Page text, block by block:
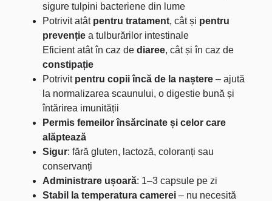
sigure tulpini bacteriene din lume
Potrivit atât pentru tratament, cât și pentru
prevenție a tulburărilor intestinale
Eficient atât în caz de diaree, cât și în caz de
constipație
Potrivit pentru copii încă de la naștere – ajută
la normalizarea scaunului, o digestie bună și
întărirea imunității
Permis femeilor însărcinate și celor care
alăptează
Sigur: fără gluten, lactoză, coloranți sau
conservanți
Administrare ușoară: 1–3 capsule pe zi
Stabil la temperatura camerei – nu necesită